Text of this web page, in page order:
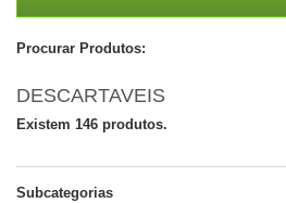
Procurar Produtos:
DESCARTAVEIS
Existem 146 produtos.
Subcategorias